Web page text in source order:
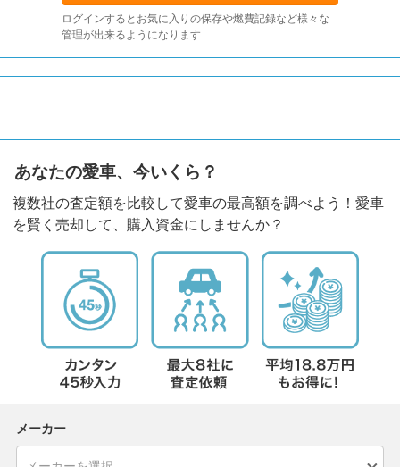
ログインするとお気に入りの保存や燃費記録など様々な
管理が出来るようになります
あなたの愛車、今いくら？
複数社の査定額を比較して愛車の最高額を調べよう！愛車
を賢く売却して、購入資金にしませんか？
メーカー